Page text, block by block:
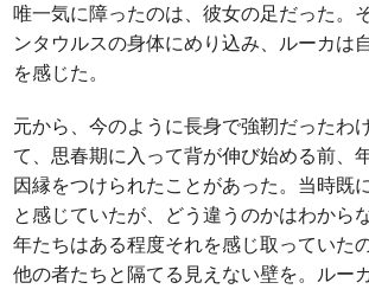
唯一気に障ったのは、彼女の足だった。
ンタウルスの身体にめり込み、ルーカは
を感じた。
元から、今のように長身で強靭だったわ
て、思春期に入って背が伸び始める前、
因縁をつけられたことがあった。当時既
と感じていたが、どう違うのかはわから
年たちはある程度それを感じ取ってい
他の者たちと隔てる見えない壁を。ルー